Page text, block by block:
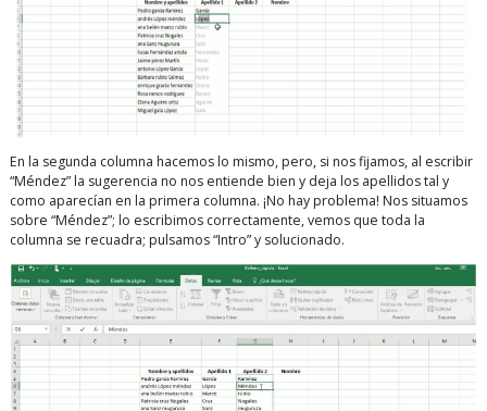
En la segunda columna hacemos lo mismo, pero, si nos fijamos, al escribir
“Méndez” la sugerencia no nos entiende bien y deja los apellidos tal y
como aparecían en la primera columna. ¡No hay problema! Nos situamos
sobre “Méndez”; lo escribimos correctamente, vemos que toda la
columna se recuadra; pulsamos “Intro” y solucionado.